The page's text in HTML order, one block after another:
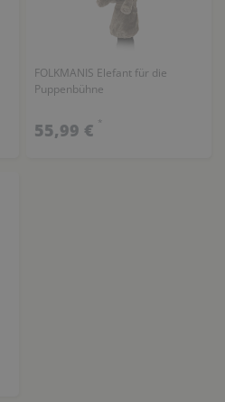
FOLKMANIS Elefant für die
Puppenbühne
55,99 € *